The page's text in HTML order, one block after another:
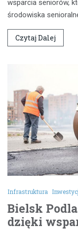
wsparcia seniorów,
środowiska
Czytaj Dalej
Infrastruktura
Bielsk
dzięki